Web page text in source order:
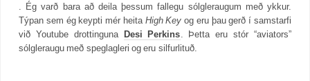
. Ég varð bara að deila þessum fallegu sólgleraugum með ykkur.
Týpan sem ég keypti mér heita High Key og eru þau gerð í samstarfi
við Youtube drottinguna Desi Perkins. Þetta eru stór “aviators”
sólgleraugu með speglagleri og eru silfurlituð.